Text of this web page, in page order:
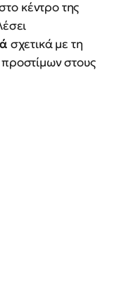
κέντρο της
σχετικά με τη
προστίμων στους